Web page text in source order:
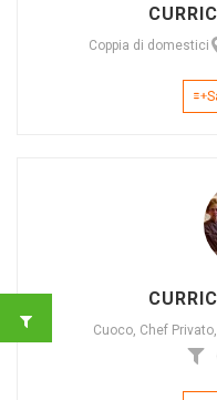
Coppia di domestici
Cuoco, Chef